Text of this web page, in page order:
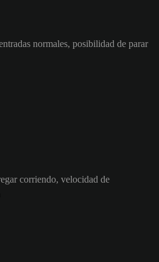
normales, posibilidad de parar
corriendo, velocidad de